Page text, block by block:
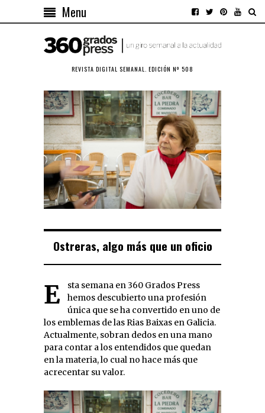
Menu
REVISTA DIGITAL SEMANAL. EDICIÓN Nº 508
Ostreras, algo más que un oficio
Esta semana en 360 Grados Press
hemos descubierto una profesión
única que se ha convertido en uno de
los emblemas de las Rias Baixas en Galicia.
Actualmente, sobran dedos en una mano
para contar a los entendidos que quedan
en la materia, lo cual no hace más que
acrecentar su valor.